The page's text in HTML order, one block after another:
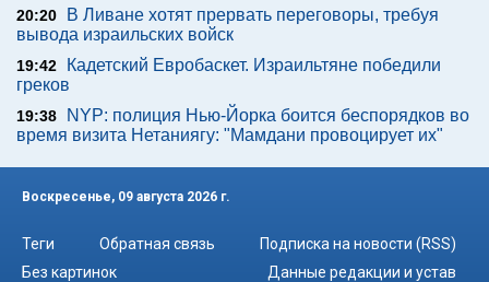
20:20
В Ливане хотят прервать переговоры, требуя
вывода израильских войск
19:42
Кадетский Евробаскет. Израильтяне победили
греков
19:38
NYP: полиция Нью-Йорка боится беспорядков во
время визита Нетаниягу: "Мамдани провоцирует их"
Воскресенье, 09 августа 2026 г.
Теги Обратная связь
Подписка на новости (RSS)
Без картинок
Данные редакции и устав